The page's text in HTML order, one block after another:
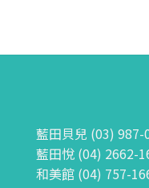
藍田貝兒 (03) 987-
藍田悅 (04) 2662-
和美館 (04) 757-